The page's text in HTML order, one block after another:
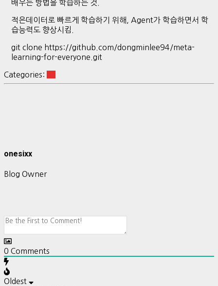
배우는 방법을 학습하는 것.
적은데이터로 빠르게 학습하기 위해, Agent가 학습하면서 학
습능력도 향상시킴.
git clone https://github.com/dongminlee94/meta-
learning-for-everyone.git
Categories:
onesixx
Blog Owner
0 Comments
Oldest